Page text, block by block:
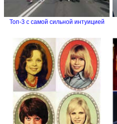
Топ-3 с самой сильной интуицией